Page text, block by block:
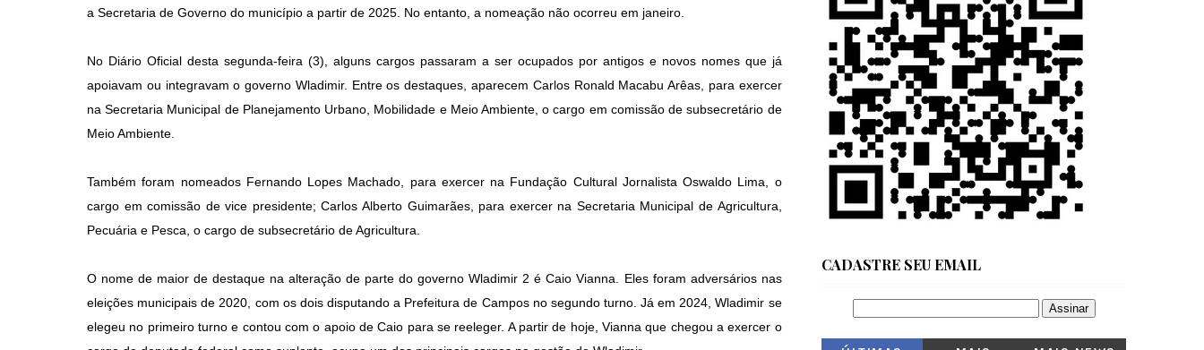
a Secretaria de Governo do município a partir de 2025. No entanto, a nomeação não ocorreu em janeiro.
No Diário Oficial desta segunda-feira (3), alguns cargos passaram a ser ocupados por antigos e novos nomes que já
apoiavam ou integravam o governo Wladimir. Entre os destaques, aparecem Carlos Ronald Macabu Arêas, para exercer
na Secretaria Municipal de Planejamento Urbano, Mobilidade e Meio Ambiente, o cargo em comissão de subsecretário de
Meio Ambiente.
Também foram nomeados Fernando Lopes Machado, para exercer na Fundação Cultural Jornalista Oswaldo Lima, o
cargo em comissão de vice presidente; Carlos Alberto Guimarães, para exercer na Secretaria Municipal de Agricultura,
Pecuária e Pesca, o cargo de subsecretário de Agricultura.
O nome de maior de destaque na alteração de parte do governo Wladimir 2 é Caio Vianna. Eles foram adversários nas
eleições municipais de 2020, com os dois disputando a Prefeitura de Campos no segundo turno. Já em 2024, Wladimir se
elegeu no primeiro turno e contou com o apoio de Caio para se reeleger. A partir de hoje, Vianna que chegou a exercer o
CADASTRE SEU EMAIL